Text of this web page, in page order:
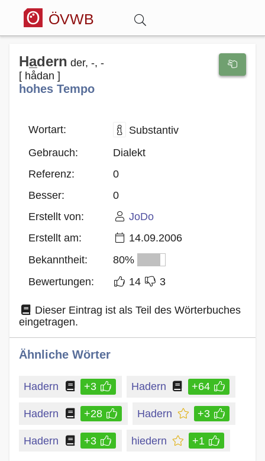
ÖVWB
Anmelden
Wörterbuch
Hitparade
Blog
Ha̲dern der, -, -
[ hådan ]
hohes Tempo
Wortart:
Substantiv
Gebrauch:
Dialekt
Referenz:
0
Besser:
0
Erstellt von:
JoDo
Erstellt am:
14.09.2006
Bekanntheit:
80%
Bewertungen:
14 3
Dieser Eintrag ist als Teil des Wörterbuches
eingetragen.
Ähnliche Wörter
Hadern +3 Hadern +64
Hadern +28 Hadern +3
Hadern +3 hiedern +1